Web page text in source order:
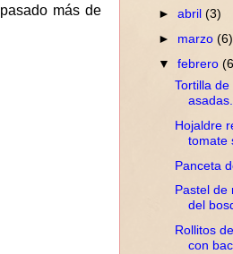
más de
►abril(3)
► marzo(6)
▼febrero
Tortilla
asadas.
Hojaldre
tomate
Panceta
Pastel de
del
Rollitos
con